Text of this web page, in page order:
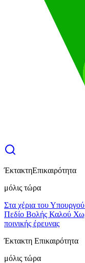
ΈκτακτηΕπικαιρότητα
μόλις τώρα
Στα χέρια του
Πεδίο Βολής Καλού
ποινικής έρευνας
Έκτακτη Επικαιρότητα
μόλις τώρα